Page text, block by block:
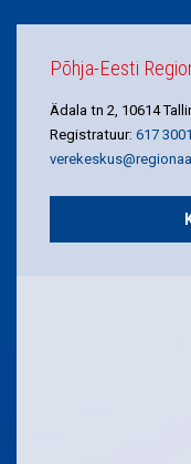
Põhja-Eesti
Ädala tn 2, 10614
Registratuur: 617 3001